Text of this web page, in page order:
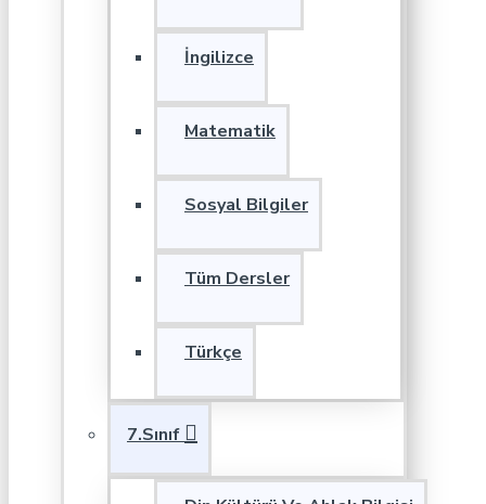
İngilizce
Matematik
Sosyal Bilgiler
Tüm Dersler
Türkçe
7.Sınıf